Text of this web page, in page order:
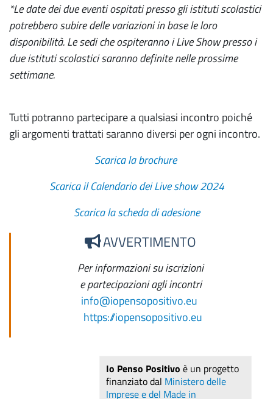
*Le date dei due eventi ospitati presso gli istituti scolastici
potrebbero subire delle variazioni in base le loro
disponibilità. Le sedi che ospiteranno i Live Show presso i
due istituti scolastici saranno definite nelle prossime
settimane.
Tutti potranno partecipare a qualsiasi incontro poiché
gli argomenti trattati saranno diversi per ogni incontro.
Scarica la brochure
Scarica il Calendario dei Live show 2024
Scarica la scheda di adesione
AVVERTIMENTO
Per informazioni su iscrizioni
e partecipazioni agli incontri
info@iopensopositivo.eu
https://iopensopositivo.eu
Io Penso Positivo è un progetto
finanziato dal Ministero delle
Imprese e del Made in